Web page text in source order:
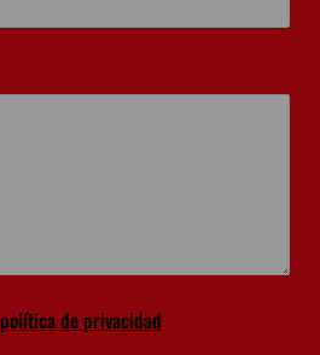
política de privacidad